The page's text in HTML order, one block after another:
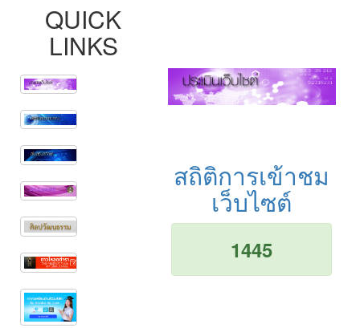
QUICK
LINKS
สถิติการเข้าชม
เว็บไซต์
1445